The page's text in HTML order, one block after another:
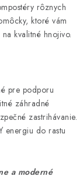
rôznych
ktoré vám
kvalitné hnojivo.
pre podporu
záhradné
zastrihávanie.
energiu do rastu
a moderné